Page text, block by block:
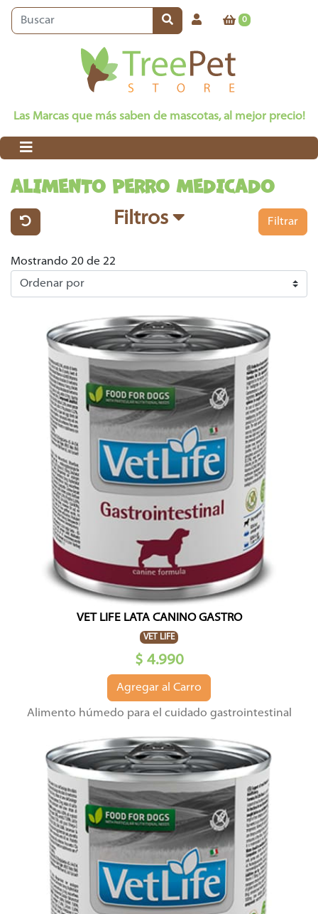
0
Las Marcas que más saben de mascotas, al mejor precio!
ALIMENTO PERRO MEDICADO
Filtros Filtrar
Mostrando 20 de 22
VET LIFE LATA CANINO GASTRO
VET LIFE
$ 4.990
Agregar al Carro
Alimento húmedo para el cuidado gastrointestinal